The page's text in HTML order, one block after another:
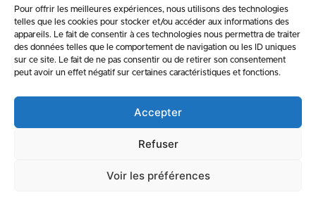
Pour offrir les meilleures expériences, nous utilisons des technologies
telles que les cookies pour stocker et/ou accéder aux informations des
appareils. Le fait de consentir à ces technologies nous permettra de traiter
des données telles que le comportement de navigation ou les ID uniques
sur ce site. Le fait de ne pas consentir ou de retirer son consentement
peut avoir un effet négatif sur certaines caractéristiques et fonctions.
Accepter
Refuser
Voir les préférences
o
m
ENVOYER
SUIVEZ-NOUS